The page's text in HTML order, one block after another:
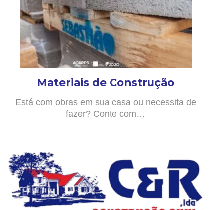
Materiais de Construção
Está com obras em sua casa ou necessita de
fazer? Conte com…